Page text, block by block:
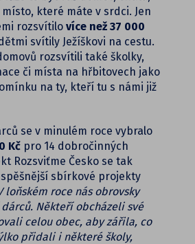
které máte v srdci. Jen
rozsvítilo více než 37 000
svítily Ježíškovi na cestu.
rozsvítili také školky,
či místa na hřbitovech jako
na ty, kteří tu s námi již
se v minulém roce vybralo
Kč pro 14 dobročinných
Rozsviťme Česko se tak
sbírkové projekty
loňském roce nás obrovsky
Někteří obcházeli své
celou obec, aby zářila, co
přidali i některé školy,